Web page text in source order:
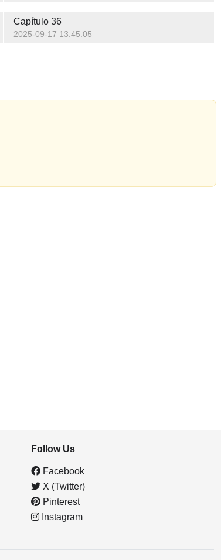
Capítulo 36
2025-09-17 13:45:05
Follow Us
Facebook
X (Twitter)
Pinterest
Instagram